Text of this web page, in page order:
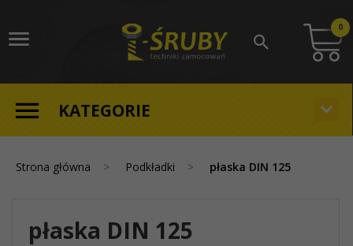
0
KATEGORIE
Strona główna Podkładki płaska DIN 125
płaska DIN 125